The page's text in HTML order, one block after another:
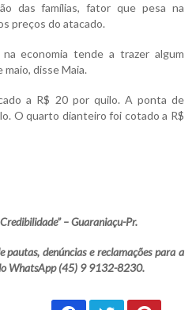
das famílias, fator que pesa na
preços do atacado.
economia tende a trazer algum
disse Maia.
a R$ 20 por quilo. A ponta de
O quarto dianteiro foi cotado a R$
– Guaraniaçu-Pr.
pautas, denúncias e reclamações para a
WhatsApp (45) 9 9132-8230.